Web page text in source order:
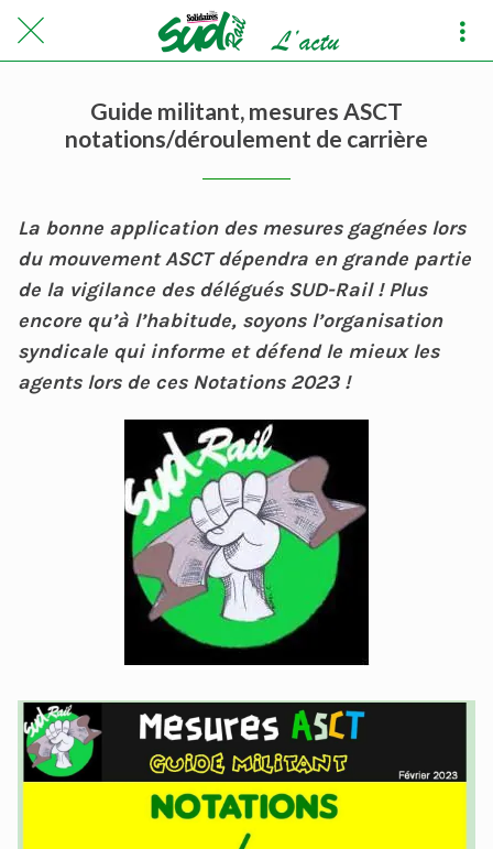
Guide militant, mesures ASCT
notations/déroulement de carrière
La bonne application des mesures gagnées lors
du mouvement ASCT dépendra en grande partie
de la vigilance des délégués SUD-Rail ! Plus
encore qu’à l’habitude, soyons l’organisation
syndicale qui informe et défend le mieux les
agents lors de ces Notations 2023 !